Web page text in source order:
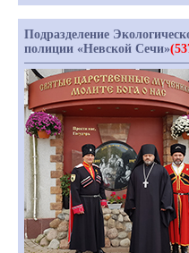
Подразделение
полиции «Невской Сечи»